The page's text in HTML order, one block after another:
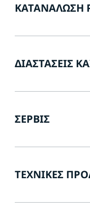
ΚΑΤΑΝΆΛΩΣΗ
ΔΙΑΣΤΆΣΕΙΣ
ΣΈΡΒΙΣ
ΤΕΧΝΙΚΈΣ